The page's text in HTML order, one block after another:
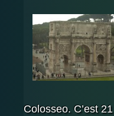
Colosseo. C’est